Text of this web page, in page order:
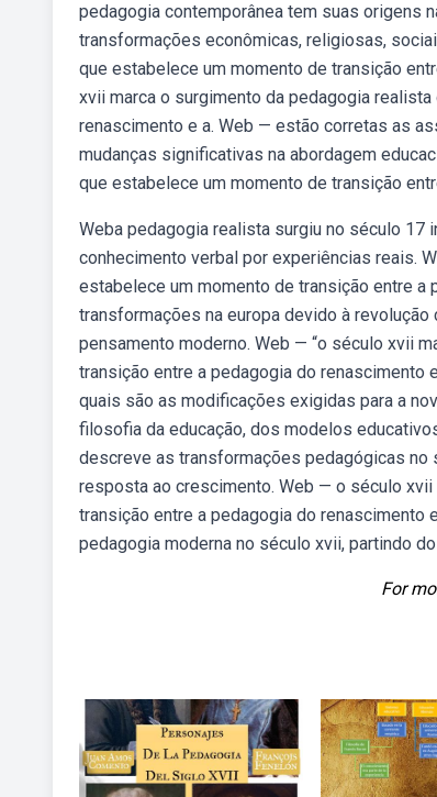
pedagogia contemporânea tem suas origens
transformações econômicas, religiosas,
que estabelece um momento de transição
xvii marca o surgimento da pedagogia
renascimento e a. Web — estão corretas as
mudanças significativas na abordagem
que estabelece um momento de transição
Weba pedagogia realista surgiu no século
conhecimento verbal por experiências reais.
estabelece um momento de transição entre a
transformações na europa devido à revolução
pensamento moderno. Web — “o século xvii
transição entre a pedagogia do renascimento
quais são as modificações exigidas para a
filosofia da educação, dos modelos
descreve as transformações pedagógicas no
resposta ao crescimento. Web — o século
transição entre a pedagogia do renascimento
pedagogia moderna no século xvii, partindo
For